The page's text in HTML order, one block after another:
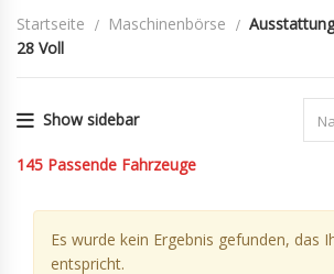
Startseite Maschinenbörse
28 Voll
Show sidebar
145 Passende Fahrzeuge
Es wurde kein Ergebnis gefunden, das
entspricht.